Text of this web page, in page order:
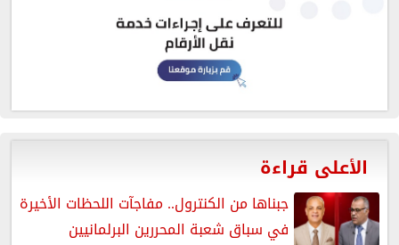
الأعلى قراءة
جبناها من الكنترول.. مفاجآت اللحظات الأخيرة
في سباق شعبة المحررين البرلمانيين